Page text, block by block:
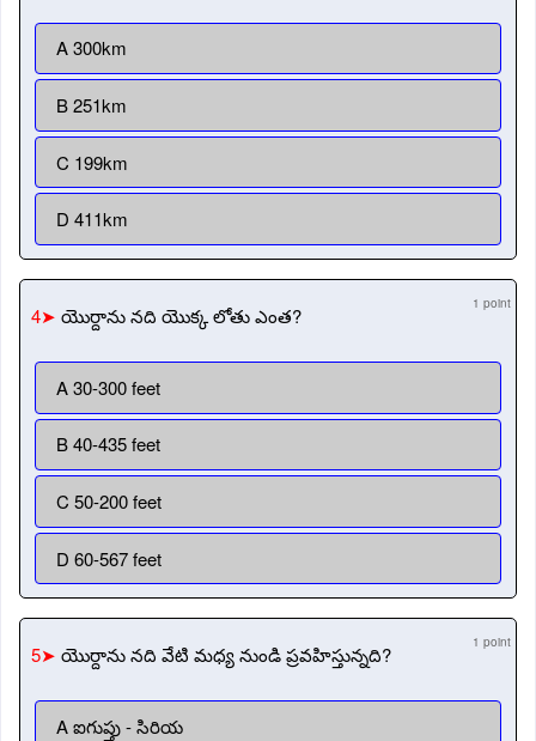
A 300km
B 251km
C 199km
D 411km
4➤ యొర్దాను నది యొక్క లోతు ఎంత? 1 point
A 30-300 feet
B 40-435 feet
C 50-200 feet
D 60-567 feet
5➤ యొర్దాను నది వేటి మధ్య నుండి ప్రవహిస్తున్నది? 1 point
A ఐగుప్తు - సిరియ